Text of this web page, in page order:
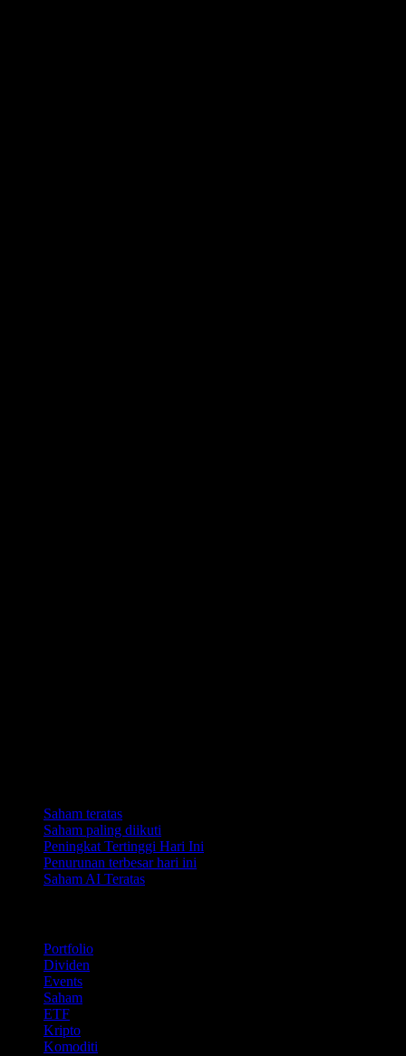
Saham teratas
Saham paling diikuti
Peningkat Tertinggi Hari Ini
Penurunan terbesar hari ini
Saham AI Teratas
Portfolio
Dividen
Events
Saham
ETF
Kripto
Komoditi